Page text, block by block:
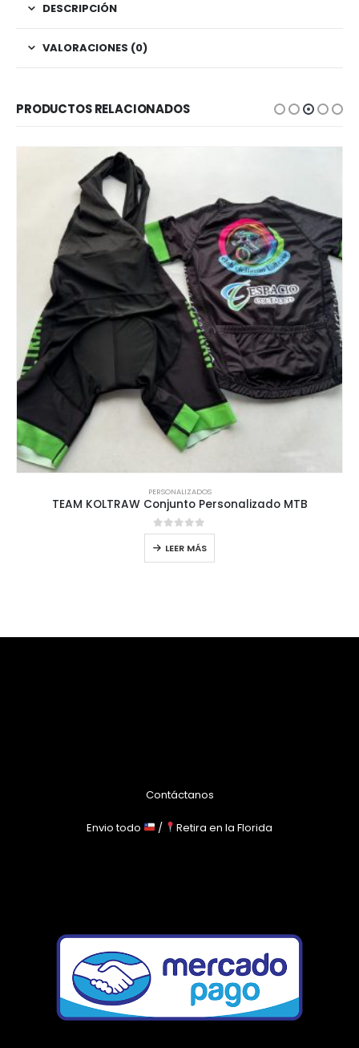
DESCRIPCIÓN
VALORACIONES (0)
PRODUCTOS RELACIONADOS
PERSONALIZADOS
TEAM KOLTRAW Conjunto Personalizado MTB
0out of 5
LEER MÁS
Contáctanos
Envio todo / Retira en la Florida